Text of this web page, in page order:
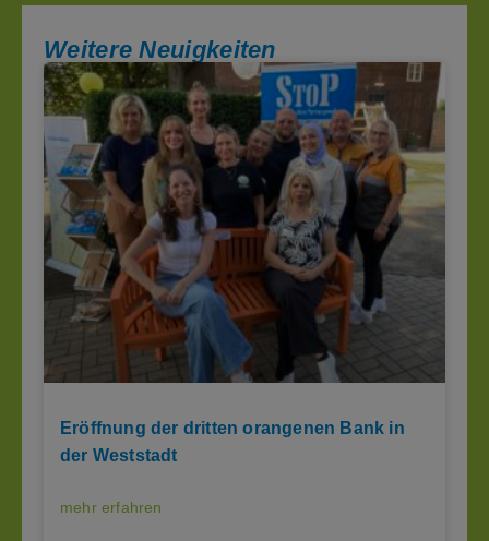
Weitere Neuigkeiten
Eröffnung der dritten orangenen Bank in
der Weststadt
mehr erfahren